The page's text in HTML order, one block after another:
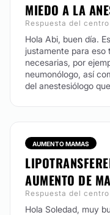
MIEDO A LA
Respuesta del centro
Hola Abi, buen día.
justamente para eso
necesarias, por
neumonólogo, así
del anestesiólogo
AUMENTO MAMAS
AUMENTO DE
Respuesta del
Hola Soledad, muy